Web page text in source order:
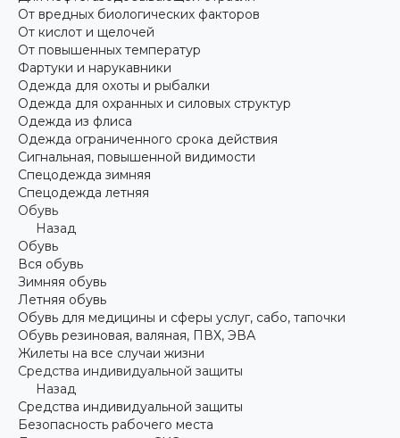
От вредных биологических факторов
От кислот и щелочей
От повышенных температур
Фартуки и нарукавники
Одежда для охоты и рыбалки
Одежда для охранных и силовых структур
Одежда из флиса
Одежда ограниченного срока действия
Сигнальная, повышенной видимости
Спецодежда зимняя
Спецодежда летняя
Обувь
Назад
Обувь
Вся обувь
Зимняя обувь
Летняя обувь
Обувь для медицины и сферы услуг, сабо, тапочки
Обувь резиновая, валяная, ПВХ, ЭВА
Жилеты на все случаи жизни
Средства индивидуальной защиты
Назад
Средства индивидуальной защиты
Безопасность рабочего места